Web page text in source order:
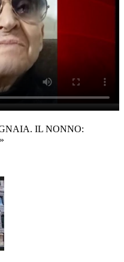
IL NONNO: